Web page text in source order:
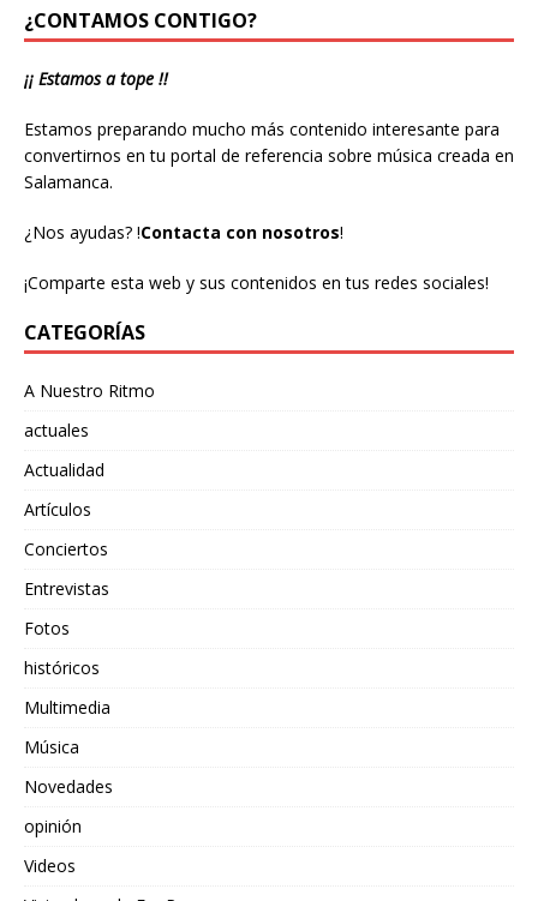
¿CONTAMOS CONTIGO?
¡¡ Estamos a tope !!
Estamos preparando mucho más contenido interesante para
convertirnos en tu portal de referencia sobre música creada en
Salamanca.
¿Nos ayudas? !Contacta con nosotros!
¡Comparte esta web y sus contenidos en tus redes sociales!
CATEGORÍAS
A Nuestro Ritmo
actuales
Actualidad
Artículos
Conciertos
Entrevistas
Fotos
históricos
Multimedia
Música
Novedades
opinión
Videos